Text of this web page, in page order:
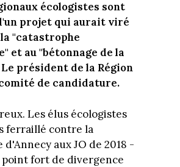
écologistes sont
projet qui aurait viré
"catastrophe
et au "bétonnage de la
président de la Région
de candidature.
Les élus écologistes
ferraillé contre la
aux JO de 2018 -
fort de divergence